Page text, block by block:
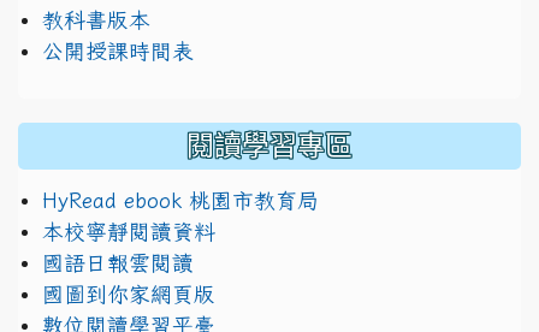
教科書版本
公開授課時間表
閱讀學習專區
HyRead ebook 桃園市教育局
本校寧靜閱讀資料
國語日報雲閱讀
國圖到你家網頁版
數位閱讀學習平臺